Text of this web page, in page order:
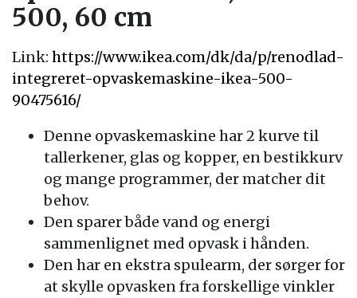
500, 60 cm
Link: https://www.ikea.com/dk/da/p/renodlad-
integreret-opvaskemaskine-ikea-500-
90475616/
Denne opvaskemaskine har 2 kurve til
tallerkener, glas og kopper, en bestikkurv
og mange programmer, der matcher dit
behov.
Den sparer både vand og energi
sammenlignet med opvask i hånden.
Den har en ekstra spulearm, der sørger for
at skylle opvasken fra forskellige vinkler